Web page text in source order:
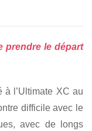
prendre le départ
à l’Ultimate XC au
difficile avec le
avec de longs